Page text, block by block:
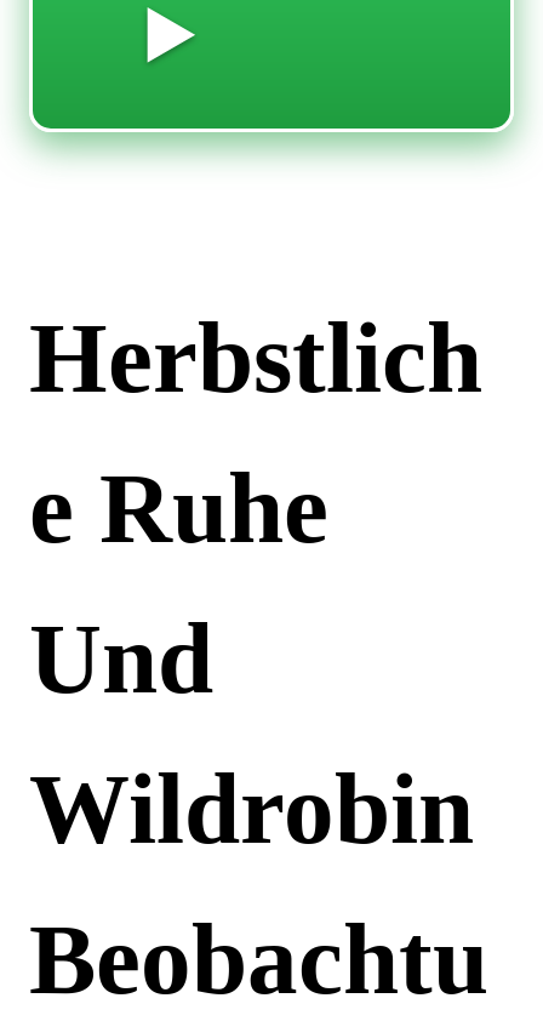
▶️
Herbstlich
E Ruhe
Und
Wildrobin
Beobachtu